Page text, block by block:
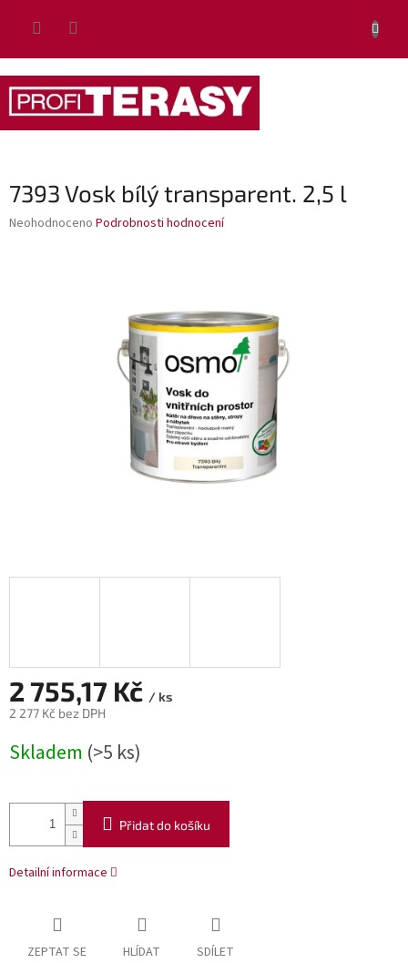
7393 Vosk bílý transparent. 2,5 l
Průměrné
Neohodnoceno Podrobnosti hodnocení
2 755,17 Kč / ks
2 277 Kč bez DPH
cena:
Skladem (>5 ks)
Přidat do košíku
Detailní informace
ZEPTAT SE HLÍDAT SDÍLET